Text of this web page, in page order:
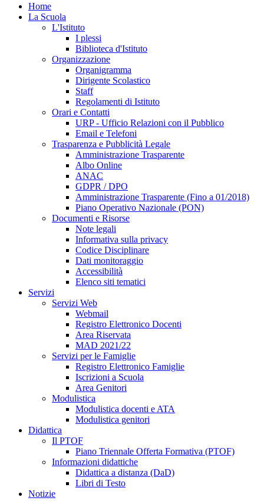
Home
La Scuola
L'Istituto
I plessi
Biblioteca d'Istituto
Organizzazione
Organigramma
Dirigente Scolastico
Staff
Regolamenti di Istituto
Orari e Contatti
URP - Ufficio Relazioni con il Pubblico
Email e Telefoni
Trasparenza e Pubblicità Legale
Amministrazione Trasparente
Albo Online
ANAC
GDPR / DPO
Amministrazione Trasparente (Fino a 01/2018)
Piano Operativo Nazionale (PON)
Documenti e Risorse
Note legali
Informativa sulla privacy
Codice Disciplinare
Dati monitoraggio
Accessibilità
Elenco siti tematici
Servizi
Servizi Web
Webmail
Registro Elettronico Docenti
Area Riservata
MAD 2021/22
Servizi per le Famiglie
Registro Elettronico Famiglie
Iscrizioni a Scuola
Area Genitori
Modulistica
Modulistica docenti e ATA
Modulistica genitori
Didattica
Il PTOF
Piano Triennale Offerta Formativa (PTOF)
Informazioni didattiche
Didattica a distanza (DaD)
Libri di Testo
Notizie